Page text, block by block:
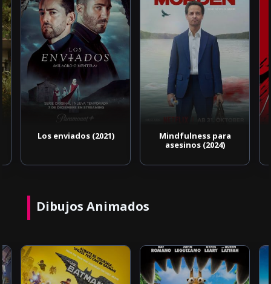
Los enviados (2021)
Mindfulness para
asesinos (2024)
Dibujos Animados